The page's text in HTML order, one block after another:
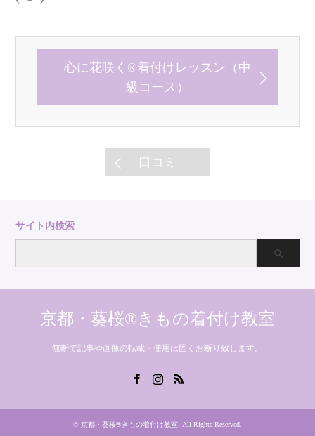
心に花咲く®着付けレッスン（中
級コース）
口コミ
サイト内検索
京都・葵桜®きもの着付け教室
無断で記事や画像の転載・使用は固くお断り致します。
© 京都・葵桜®きもの着付け教室. All Rights Reserved.